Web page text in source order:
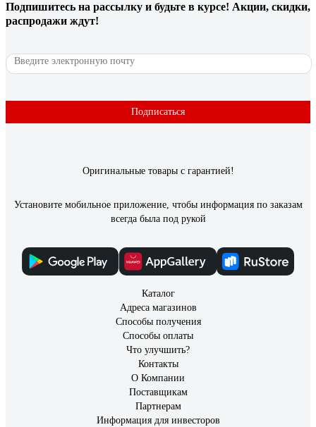
не поддался грабителям.
15 отзывов
Отзыв о врезном замке APECS 7000-45-R-NI
Подпишитесь на рассылку и будьте в курсе! Акции, скидки,
распродажи ждут!
Подписаться
Оригинальные товары с гарантией!
Установите мобильное приложение, чтобы информация по заказам
всегда была под рукой
Каталог
Адреса магазинов
Способы получения
Способы оплаты
Что улучшить?
Контакты
О Компании
Поставщикам
Партнерам
Информация для инвесторов